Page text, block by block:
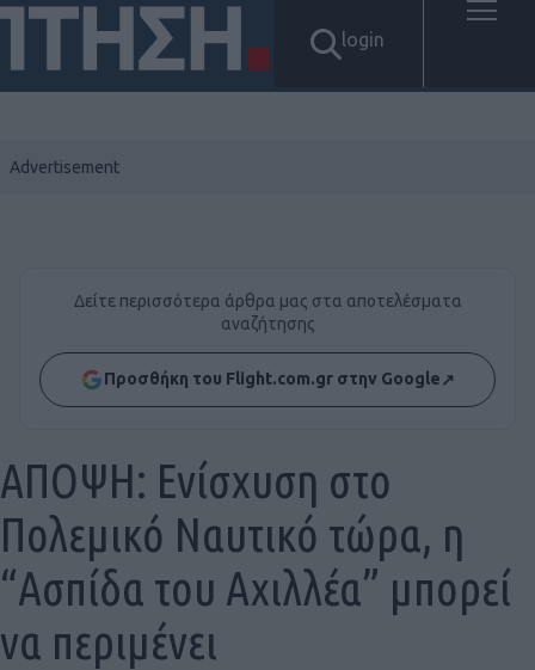
login
Δείτε περισσότερα άρθρα μας στα αποτελέσματα
αναζήτησης
Προσθήκη του Flight.com.gr στην Google↗
ΑΠΟΨΗ: Ενίσχυση στο
Πολεμικό Ναυτικό τώρα, η
“Ασπίδα του Αχιλλέα” μπορεί
να περιμένει